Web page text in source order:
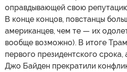
оправдывающей свою
В конце концов, повстанцы
американцев, чем те — их
вообще возможно). В итоге
первого президентского срока,
Джо Байден прекратили